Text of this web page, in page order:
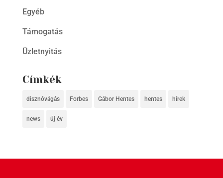
Egyéb
Támogatás
Üzletnyitás
Címkék
disznóvágás Forbes Gábor Hentes hentes hírek
news új év